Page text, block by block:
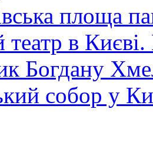
площа
в
Богдану
собор у